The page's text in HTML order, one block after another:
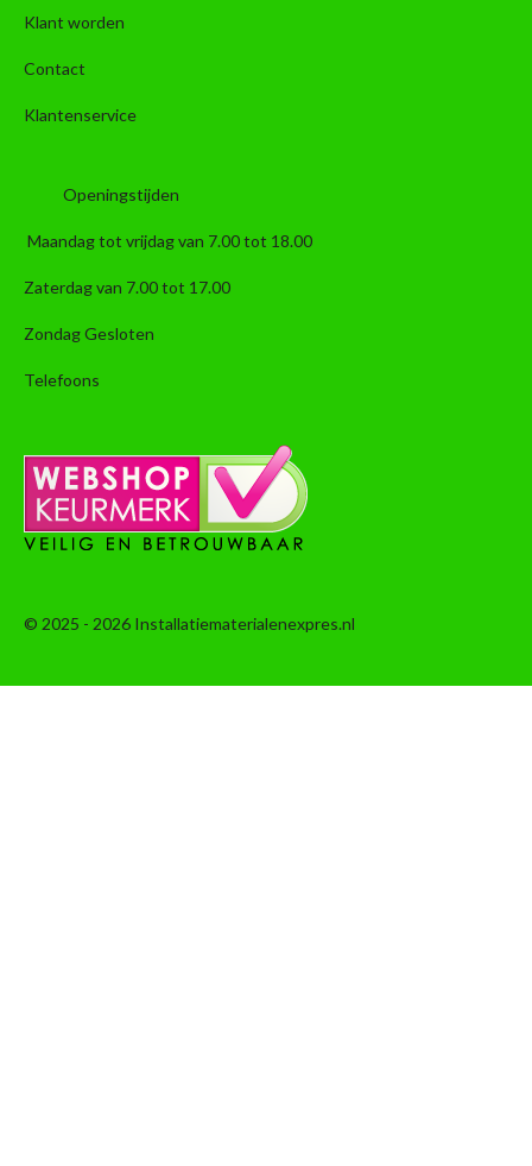
Klant worden
Contact
Klantenservice
Openingstijden
Maandag tot vrijdag van 7.00 tot 18.00
Zaterdag van 7.00 tot 17.00
Zondag Gesloten
Telefoons
© 2025 - 2026 Installatiematerialenexpres.nl